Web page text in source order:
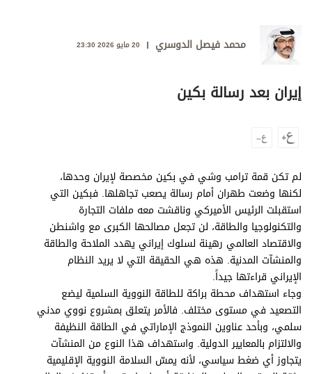
الترفيه
التعليم والمعرفة
الذكاء الاصطناعي
تغطيات
فيديو
بودكاست
إنفوجراف
قصة صورة
كاريكتير
برامج
عدد اليوم
محمد فيصل الدوسري 20 مايو 2026 23:30
إيران بعد رسالة بكين
لم تكن قمة ترامب وشي في بكين مخصصة لإيران وحدها،
لكنها وضعت طهران أمام رسالة يصعب تجاهلها. فبكين التي
استقبلت الرئيس الأميركي وناقشت معه ملفات التجارة
والتكنولوجيا والطاقة، لن تجعل مصالحها الكبرى مع واشنطن
والاقتصاد العالمي رهينة لسلوك إيراني يهدد الملاحة والطاقة
والمنشآت المدنية. هذه هي الحقيقة التي لا يريد النظام
الإيراني قراءتها جيداً.
وجاء استهداف محطة براكة للطاقة النووية السلمية ليضع
التصعيد في مستوى مختلف. فالأمر يتعلق بمشروع نووي مدني
سلمي، وبأحد عناوين النموذج الإماراتي في الطاقة النظيفة
والالتزام بالمعايير الدولية. واستهداف هذا النوع من المنشآت
يتجاوز أي ضغط سياسي، لأنه يمسّ السلامة النووية الإقليمية